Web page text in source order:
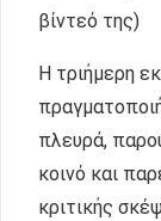
βίντεό της)
Η τριήμερη
πλευρά,
κοινό και
κριτικής